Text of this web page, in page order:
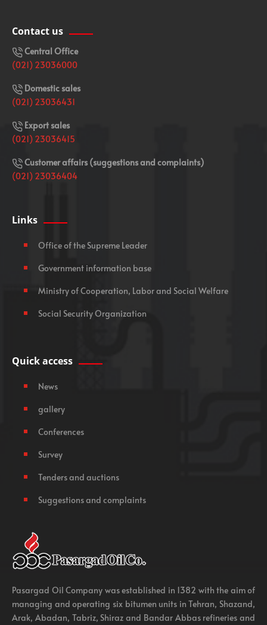
Contact us
Central Office
(021) 23036000
Domestic sales
(021) 23036431
Export sales
(021) 23036415
Customer affairs (suggestions and complaints)
(021) 23036404
Links
Office of the Supreme Leader
Government information base
Ministry of Cooperation, Labor and Social Welfare
Social Security Organization
Quick access
News
gallery
Conferences
Survey
Tenders and auctions
Suggestions and complaints
Pasargad Oil Company was established in 1382 with the aim of
managing and operating six bitumen units in Tehran, Shazand,
Arak, Abadan, Tabriz, Shiraz and Bandar Abbas refineries and